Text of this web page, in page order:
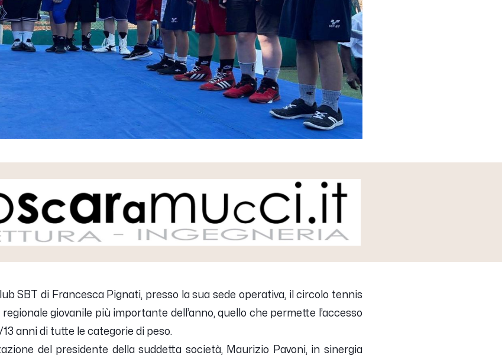
SBT di Francesca Pignati, presso la sua sede operativa, il circolo tennis
giovanile più importante dell’anno, quello che permette l’accesso
anni di tutte le categorie di peso.
del presidente della suddetta società, Maurizio Pavoni, in sinergia